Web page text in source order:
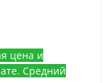
цена и
Средний